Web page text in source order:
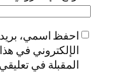
احفظ اسمي،
الإلكتروني في
المقبلة في